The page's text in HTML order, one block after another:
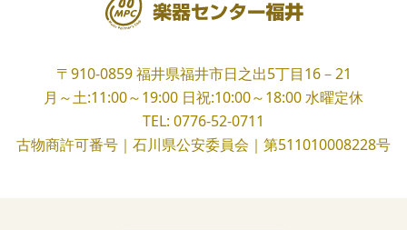
〒910-0859 福井県福井市日之出5丁目16－21
月～土:11:00～19:00 日祝:10:00～18:00水曜定休
TEL: 0776-52-0711
古物商許可番号｜石川県公安委員会｜第511010008228号